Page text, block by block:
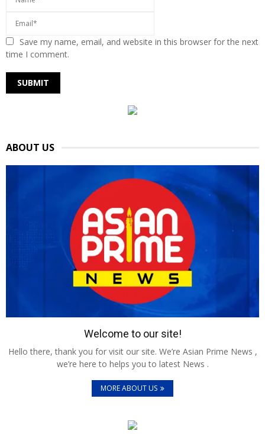
Save my name, email, and website in this browser for the next
time I comment.
ABOUT US
Welcome to our site!
Hello there, thank you for visit our site. We’re Asian Prime News ,
we’re here to helps you to latest News .
MORE ABOUT US